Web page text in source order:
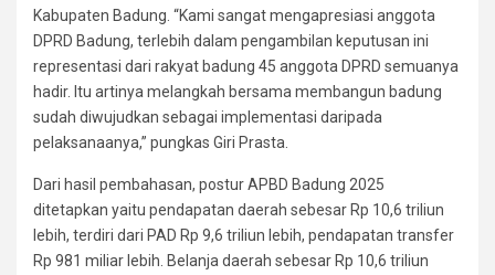
Kabupaten Badung. “Kami sangat mengapresiasi anggota
DPRD Badung, terlebih dalam pengambilan keputusan ini
representasi dari rakyat badung 45 anggota DPRD semuanya
hadir. Itu artinya melangkah bersama membangun badung
sudah diwujudkan sebagai implementasi daripada
pelaksanaanya,” pungkas Giri Prasta.
Dari hasil pembahasan, postur APBD Badung 2025
ditetapkan yaitu pendapatan daerah sebesar Rp 10,6 triliun
lebih, terdiri dari PAD Rp 9,6 triliun lebih, pendapatan transfer
Rp 981 miliar lebih. Belanja daerah sebesar Rp 10,6 triliun